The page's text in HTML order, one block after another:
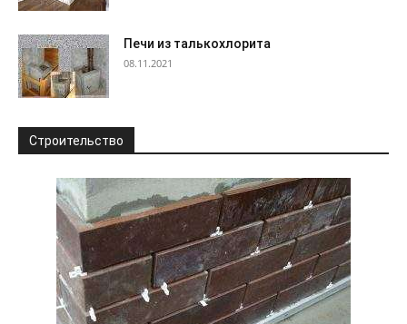
Печи из талькохлорита
08.11.2021
Строительство